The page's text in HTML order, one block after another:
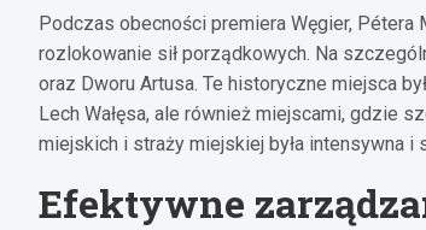
Podczas obecności premiera Węgier, Pétera
rozlokowanie sił porządkowych. Na
oraz Dworu Artusa. Te historyczne miejsca
Lech Wałęsa, ale również miejscami, gdzie
miejskich i straży miejskiej była intensywna
Efektywne